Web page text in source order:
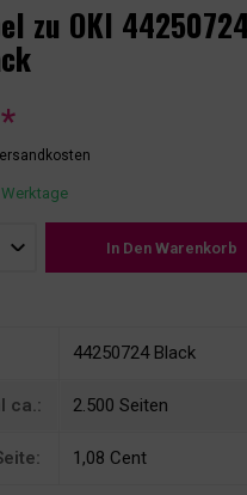
zu OKI 44250724
In Den Warenkorb
44250724 Black
ca.: 2.500 Seiten
1,08 Cent